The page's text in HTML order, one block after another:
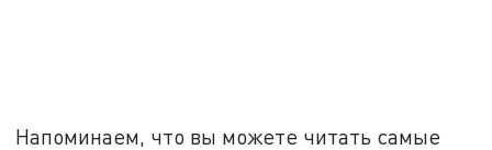
Напоминаем, что вы можете читать самые